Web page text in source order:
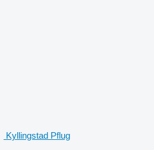
Kyllingstad Pflug